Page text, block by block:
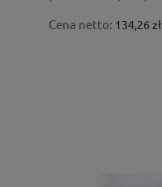
Cena netto: 134,26 zł